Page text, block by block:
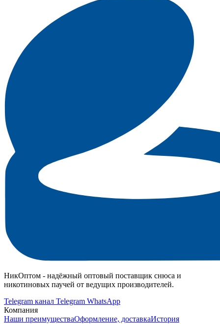
НикОптом - надёжный оптовый поставщик снюса и
никотиновых паучей от ведущих производителей.
Telegram канал Telegram WhatsApp
Компания
Наши преимуществаОформление, доставкаИстория